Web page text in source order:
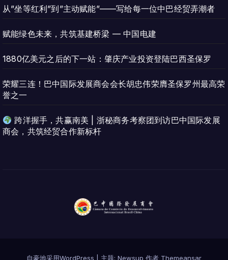
从”坐等红利”到”主动赋能”——写给每一位中巴经贸弄潮者
赋能绿色未来，共筑基建桥梁 — 中国电建
1880亿美元之后的下一站：肇庆产业投资登陆巴西圣保罗
荣耀三连！巴中国际发展商会会长胡忠伟荣膺圣保罗州最高荣
誉之一
跨洋握手，共赢南美 | 浙秘商务考察团到访巴中国际发展
商会，共筑经贸合作新标杆
自豪地采用WordPress 主题: Newsup 作者 Themeansar